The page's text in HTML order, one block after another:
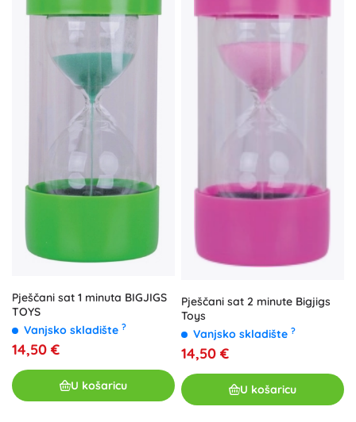
Pješčani sat 1 minuta BIGJIGS
TOYS
Vanjsko skladište ?
14,50 €
U košaricu
Pješčani sat 2 minute Bigjigs
Toys
Vanjsko skladište ?
14,50 €
U košaricu